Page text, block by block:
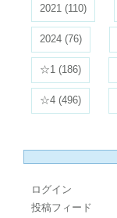
2021 (110)
2024 (76)
☆1 (186)
☆4 (496)
ログイン
投稿フィード